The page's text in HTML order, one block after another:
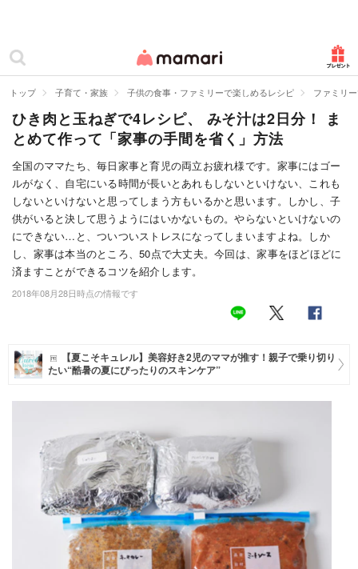
ママリ
カテゴリー一覧
妊娠
出産
赤ちゃん・育児
子育て・家族
病院
住まい
トップ 子育て・家族 子供の食事・ファミリーで楽しめるレシピ ファミリ
ひき肉と玉ねぎで4レシピ、 みそ汁は2日分！ ま
とめて作って「家事の手間を省く」方法
全国のママたち、毎日家事と育児の両立お疲れ様です。家事にはゴー
ルがなく、自宅にいる時間が長いとあれもしないといけない、これも
しないといけないと思ってしまう方もいるかと思います。しかし、子
供がいると決して思うようにはいかないもの。やらないといけないの
にできない…と、ついついストレスになってしまいますよね。しか
し、家事は本当のところ、50点で大丈夫。今回は、家事をほどほどに
済ますことができるコツを紹介します。
2018年08月28日時点の情報です
【夏こそキュレル】美容好き2児のママが推す！親子で乗り切り
たい“酷暑の夏にぴったりのスキンケア”